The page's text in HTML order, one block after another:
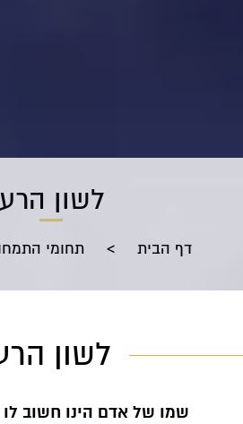
לשון הרע
דף הבית > תחומי
לשון
שמו של אדם הינו חשוב לו